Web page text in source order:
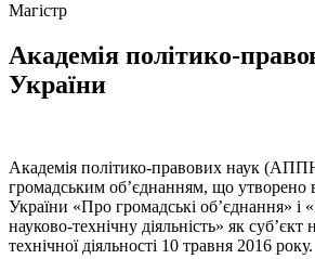
Магістр
Академія політико-
України
Академія політико-правових наук
громадським об’єднанням, що утворено
України «Про громадські об’єднання» і
науково-технічну діяльність» як суб’єкт
технічної діяльності 10 травня 2016 року.